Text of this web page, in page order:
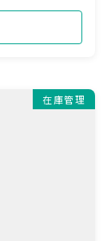
在庫管理